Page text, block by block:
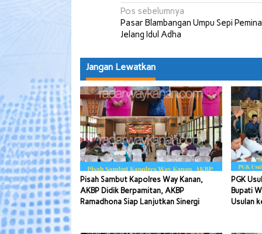
Navigasi
pos
Pos sebelumnya
Pasar Blambangan Umpu Sepi
Jelang Idul Adha
Jangan Lewatkan
Pisah Sambut Kapolres Way Kanan,
AKBP Didik Berpamitan, AKBP
Ramadhona Siap Lanjutkan Sinergi
PGK
Bupati
Usulan
Way Kanan…